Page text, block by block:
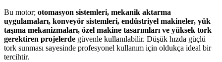
Bu motor; otomasyon sistemleri, mekanik aktarma
uygulamaları, konveyör sistemleri, endüstriyel makineler, yük
taşıma mekanizmaları, özel makine tasarımları ve yüksek tork
gerektiren projelerde güvenle kullanılabilir. Düşük hızda güçlü
tork sunması sayesinde profesyonel kullanım için oldukça ideal bir
tercihtir.